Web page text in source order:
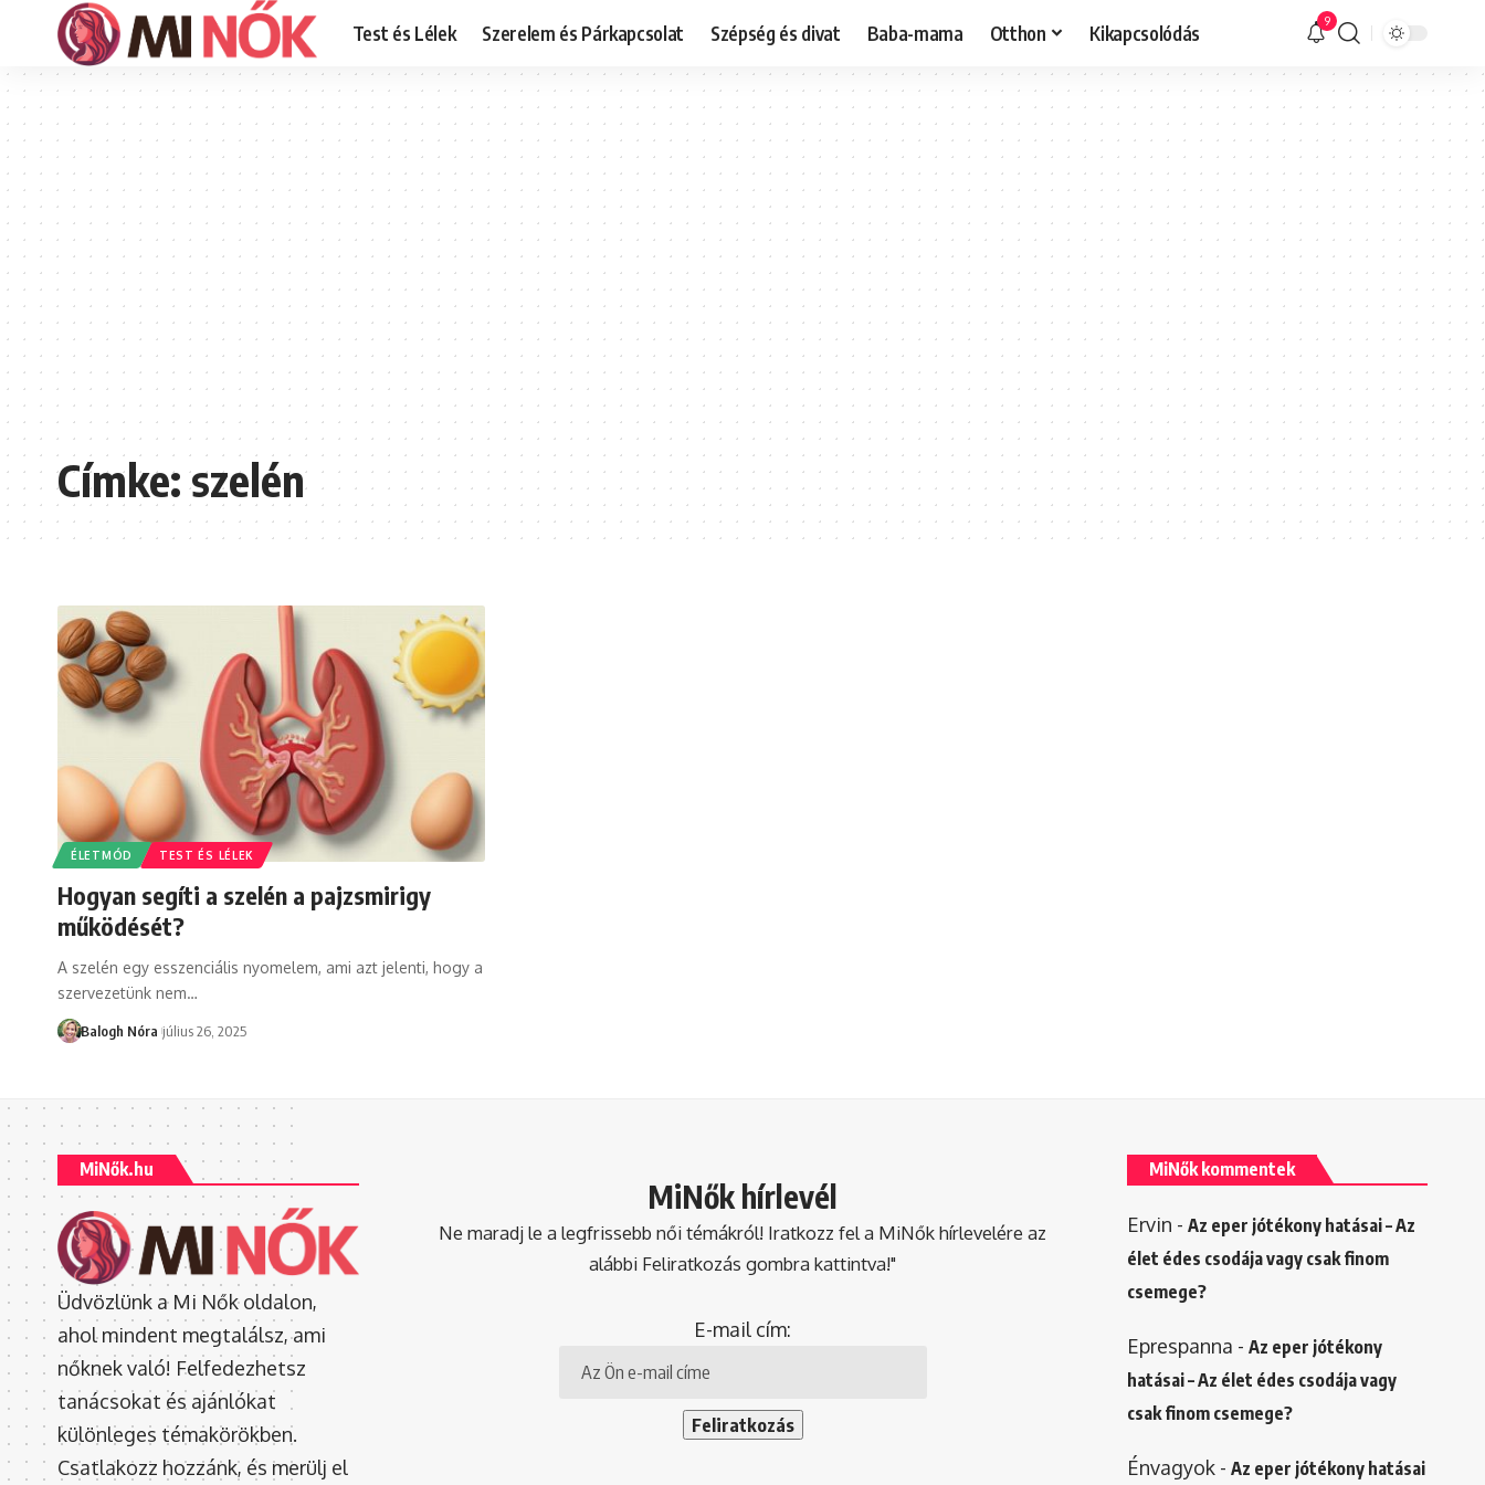
Test és Lélek Szerelem és Párkapcsolat Szépség és divat Baba-mama Otthon Kikapcsolódás 9
Címke:szelén
ÉLETMÓD TEST ÉS LÉLEK
Hogyan segíti a szelén a pajzsmirigy
működését?
A szelén egy esszenciális nyomelem, ami azt jelenti, hogy a
szervezetünk nem…
Balogh Nóra július 26, 2025
MiNők.hu
Üdvözlünk a Mi Nők oldalon,
ahol mindent megtalálsz, ami
nőknek való! Felfedezhetsz
tanácsokat és ajánlókat
különleges témakörökben.
Csatlakozz hozzánk, és merülj el
MiNők hírlevél
Ne maradj le a legfrissebb női témákról! Iratkozz fel a MiNők hírlevelére az
alábbi Feliratkozás gombra kattintva!"
E-mail cím:
MiNők kommentek
Ervin - Az eper jótékony hatásai – Az
élet édes csodája vagy csak finom
csemege?
Eprespanna - Az eper jótékony
hatásai – Az élet édes csodája vagy
csak finom csemege?
Énvagyok- Az eper jótékony hatásai